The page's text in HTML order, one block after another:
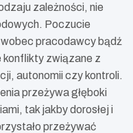
zależności, nie
Poczucie
pracodawcy bądź
konflikty związane z
autonomii czy kontroli.
przeżywa głęboki
tak jakby dorosłej i
przeżywać